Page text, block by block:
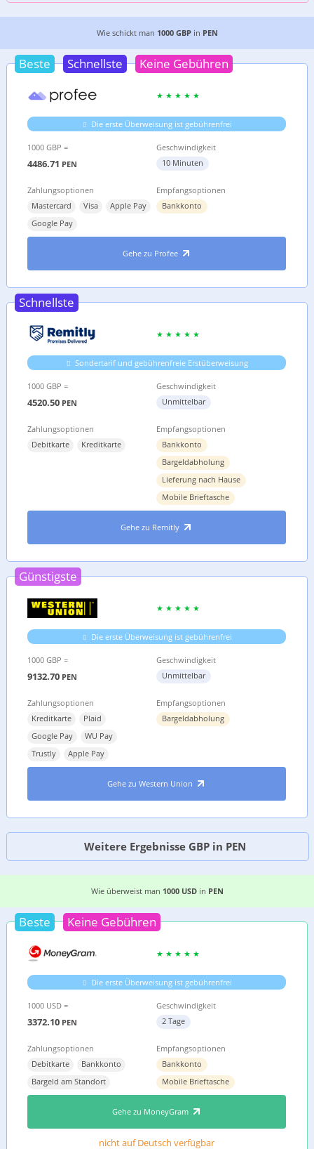
DIE 5 GÜNSTIGSTEN MÖGLICHKEITEN, GELD
Wie schickt man 1000 GBPin PEN
Beste Schnellste Keine Gebühren
Die erste Überweisung ist gebührenfrei
1000 GBP =
4486.71 PEN
Geschwindigkeit
10 Minuten
Zahlungsoptionen
Mastercard
Visa
Apple Pay
Google Pay
Empfangsoptionen
Bankkonto
Gehe zu Profee
Schnellste
Sondertarif und gebührenfreie Erstüberweisung
1000 GBP =
4520.50 PEN
Geschwindigkeit
Unmittelbar
Zahlungsoptionen
Debitkarte
Kreditkarte
Empfangsoptionen
Bankkonto
Bargeldabholung
Lieferung nach Hause
Mobile Brieftasche
Gehe zu Remitly
Günstigste
Die erste Überweisung ist gebührenfrei
1000 GBP =
9132.70 PEN
Geschwindigkeit
Unmittelbar
Zahlungsoptionen
Kreditkarte
Plaid
Google Pay
WU Pay
Trustly
Apple Pay
Empfangsoptionen
Bargeldabholung
Gehe zu Western Union
Weitere Ergebnisse GBP in PEN
DIE 4 EINFACHSTEN MÖGLICHKEITEN, GELD VON
Wie überweist man 1000 USDin PEN
Beste Keine Gebühren
Die erste Überweisung ist gebührenfrei
1000 USD =
3372.10 PEN
Geschwindigkeit
2 Tage
Zahlungsoptionen
Debitkarte
Bankkonto
Bargeld am Standort
Empfangsoptionen
Bankkonto
Mobile Brieftasche
Gehe zu MoneyGram
nicht auf Deutsch verfügbar